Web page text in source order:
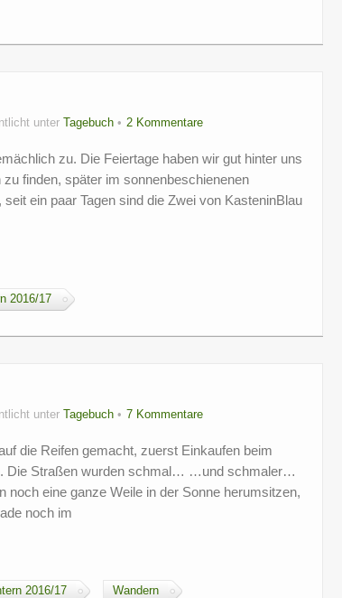
unter Tagebuch 2 Kommentare
zu. Die Feiertage haben wir gut hinter uns
finden, später im sonnenbeschienenen
ein paar Tagen sind die Zwei von KasteninBlau
2016/17
unter Tagebuch 7 Kommentare
die Reifen gemacht, zuerst Einkaufen beim
Die Straßen wurden schmal… …und schmaler…
eine ganze Weile in der Sonne herumsitzen,
noch im
2016/17 Wandern